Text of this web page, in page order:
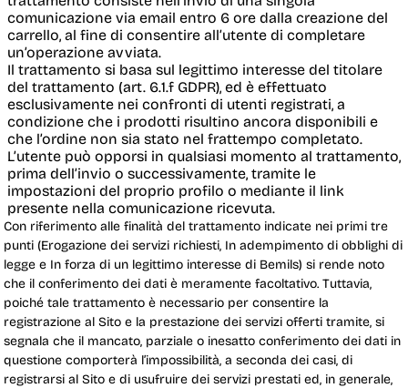
comunicazione via email entro 6 ore dalla creazione del
carrello, al fine di consentire all’utente di completare
un’operazione avviata.
Il trattamento si basa sul legittimo interesse del titolare
del trattamento (art. 6.1.f GDPR), ed è effettuato
esclusivamente nei confronti di utenti registrati, a
condizione che i prodotti risultino ancora disponibili e
che l’ordine non sia stato nel frattempo completato.
L’utente può opporsi in qualsiasi momento al trattamento,
prima dell’invio o successivamente, tramite le
impostazioni del proprio profilo o mediante il link
presente nella comunicazione ricevuta.
Con riferimento alle finalità del trattamento indicate nei primi tre
punti (Erogazione dei servizi richiesti, In adempimento di obblighi di
legge e In forza di un legittimo interesse di Bemils) si rende noto
che il conferimento dei dati è meramente facoltativo. Tuttavia,
poiché tale trattamento è necessario per consentire la
registrazione al Sito e la prestazione dei servizi offerti tramite, si
segnala che il mancato, parziale o inesatto conferimento dei dati in
questione comporterà l’impossibilità, a seconda dei casi, di
registrarsi al Sito e di usufruire dei servizi prestati ed, in generale,